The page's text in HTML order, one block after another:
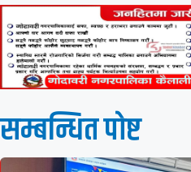
सम्बन्धित पाेष्ट